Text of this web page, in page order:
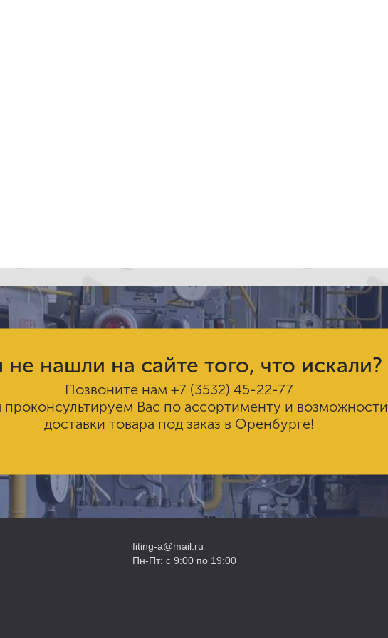
не нашли на сайте того, что искали?
Позвоните нам +7 (3532) 45-22-77
Вас по ассортименту и возможности
доставки товара под заказ в Оренбурге!
fiting-a@mail.ru
Пн-Пт: с 9:00 по 19:00